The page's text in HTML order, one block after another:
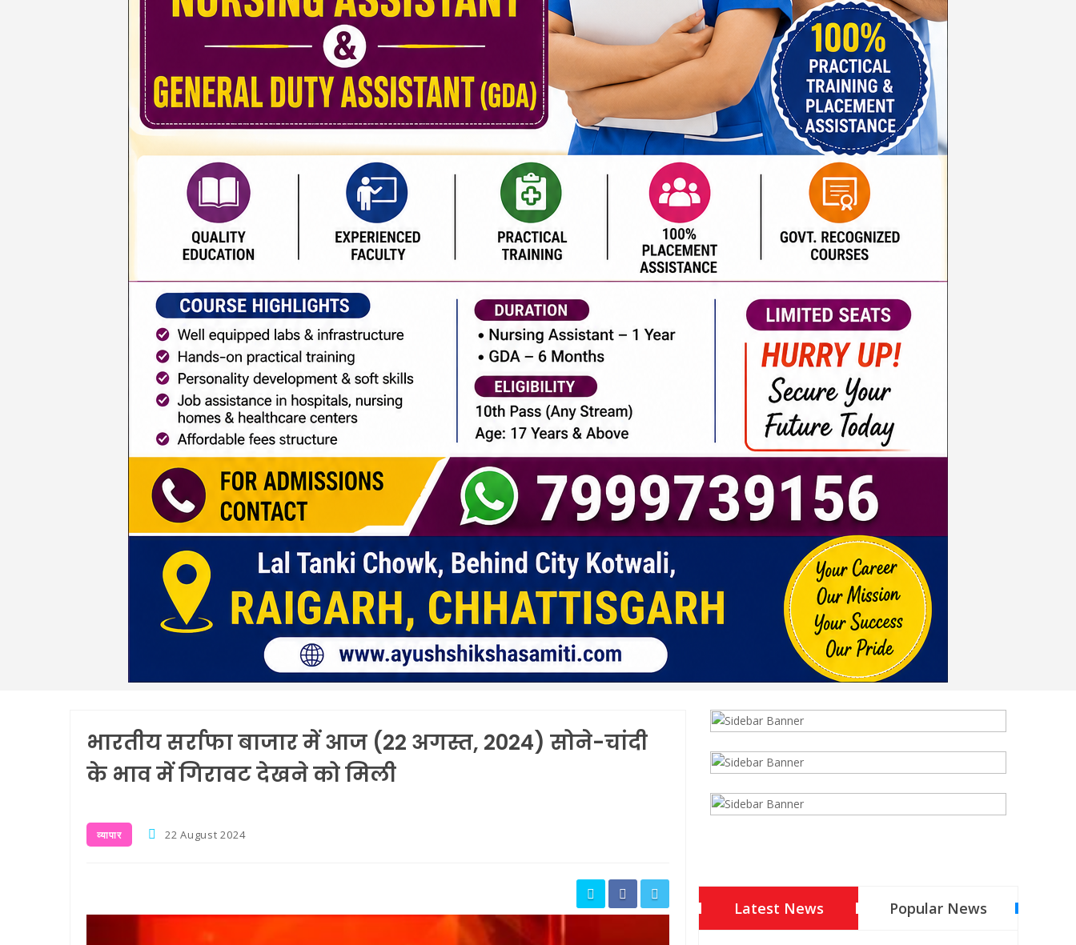
भारतीय सर्राफा बाजार में आज (22 अगस्त, 2024) सोने-चांदी
के भाव में गिरावट देखने को मिली
व्यापार 22 August 2024
Latest News Popular News